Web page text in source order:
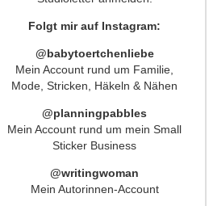
Folgt mir auf Instagram:
@babytoertchenliebe
Mein Account rund um Familie,
Mode, Stricken, Häkeln & Nähen
@planningpabbles
Mein Account rund um mein Small
Sticker Business
@writingwoman
Mein Autorinnen-Account